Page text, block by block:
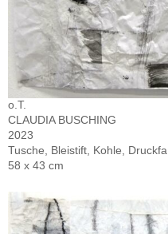
o.T.
CLAUDIA BUSCHING
2023
Tusche, Bleistift, Kohle,
58 x 43 cm